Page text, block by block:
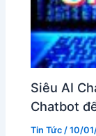
Siêu AI
Chatbot
Tin Tức /10/